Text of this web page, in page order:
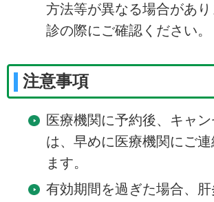
方法等が異なる場合があ
診の際にご確認ください。
注意事項
医療機関に予約後、キャ
は、早めに医療機関にご
ます。
有効期間を過ぎた場合、